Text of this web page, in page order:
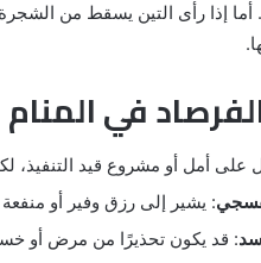
أما إذا رأى التين يسقط من
في المنام
على أمل أو مشروع قيد التنفيذ،
: يشير إلى رزق وفير أو
: قد يكون تحذيرًا من مرض أو